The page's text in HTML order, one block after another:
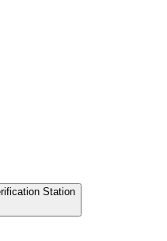
Station